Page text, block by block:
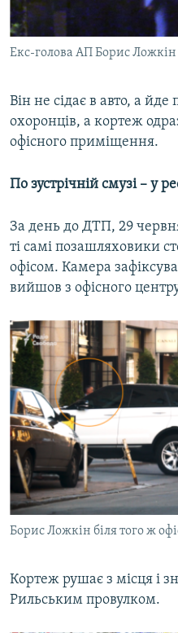
Екс-голова АП Борис Ложкін
Він не сідає в авто, а
охоронців, а кортеж
офісного приміщення.
По зустрічній смузі – у
За день до ДТП, 29
ті самі позашляховики
офісом. Камера
вийшов з офісного
Борис Ложкін біля того ж
​Кортеж рушає з місця і
Рильським провулком.